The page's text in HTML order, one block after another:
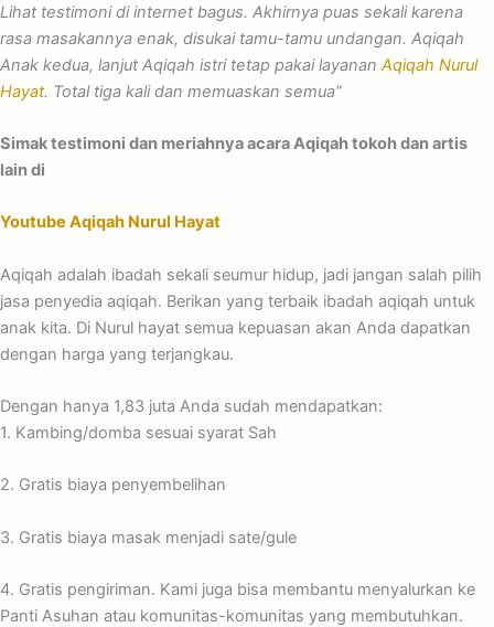
Lihat testimoni di internet bagus. Akhirnya puas sekali karena
rasa masakannya enak, disukai tamu-tamu undangan. Aqiqah
Anak kedua, lanjut Aqiqah istri tetap pakai layanan Aqiqah Nurul
Hayat. Total tiga kali dan memuaskan semua”
Simak testimoni dan meriahnya acara Aqiqah tokoh dan artis
lain di
Youtube Aqiqah Nurul Hayat
Aqiqah adalah ibadah sekali seumur hidup, jadi jangan salah pilih
jasa penyedia aqiqah. Berikan yang terbaik ibadah aqiqah untuk
anak kita. Di Nurul hayat semua kepuasan akan Anda dapatkan
dengan harga yang terjangkau.
Dengan hanya 1,83 juta Anda sudah mendapatkan:
1. Kambing/domba sesuai syarat Sah
2. Gratis biaya penyembelihan
3. Gratis biaya masak menjadi sate/gule
4. Gratis pengiriman. Kami juga bisa membantu menyalurkan ke
Panti Asuhan atau komunitas-komunitas yang membutuhkan.